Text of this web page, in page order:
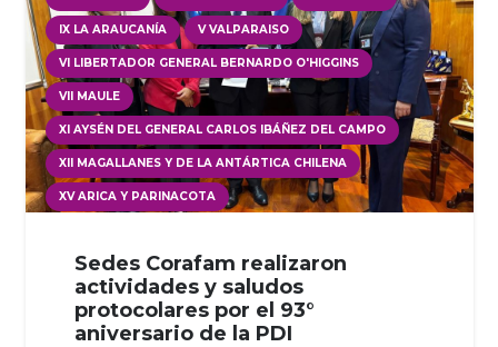
IX LA ARAUCANÍA V VALPARAISO
VI LIBERTADOR GENERAL BERNARDO O'HIGGINS
VII MAULE
XI AYSÉN DEL GENERAL CARLOS IBÁÑEZ DEL CAMPO
XII MAGALLANES Y DE LA ANTÁRTICA CHILENA
XV ARICA Y PARINACOTA
Sedes Corafam realizaron
actividades y saludos
protocolares por el 93°
aniversario de la PDI